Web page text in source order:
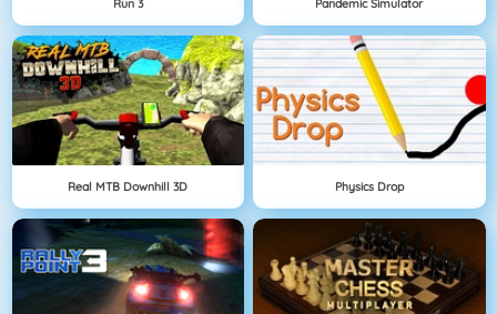
Real MTB Downhill 3D Physics Drop